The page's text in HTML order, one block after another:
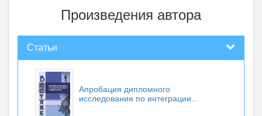
Произведения автора
Статьи
Апробация дипломного
исследования по интеграции...